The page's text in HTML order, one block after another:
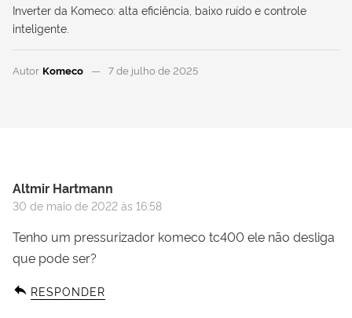
Inverter da Komeco: alta eficiência, baixo ruído e controle
inteligente.
Autor Komeco 7 de julho de 2025
Altmir Hartmann
30 de maio de 2022 às 16:58
Tenho um pressurizador komeco tc400 ele não desliga
que pode ser?
RESPONDER